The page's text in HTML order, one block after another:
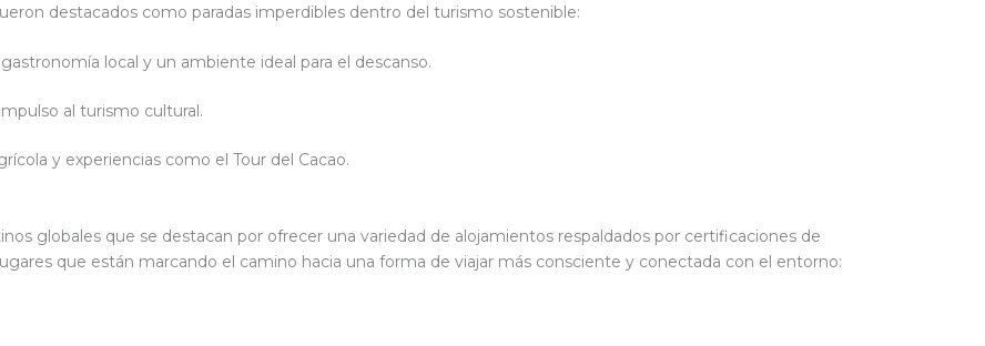
destacados como paradas imperdibles dentro del turismo sostenible:
local y un ambiente ideal para el descanso.
al turismo cultural.
y experiencias como el Tour del Cacao.
globales que se destacan por ofrecer una variedad de alojamientos respaldados por certificaciones de
que están marcando el camino hacia una forma de viajar más consciente y conectada con el entorno: